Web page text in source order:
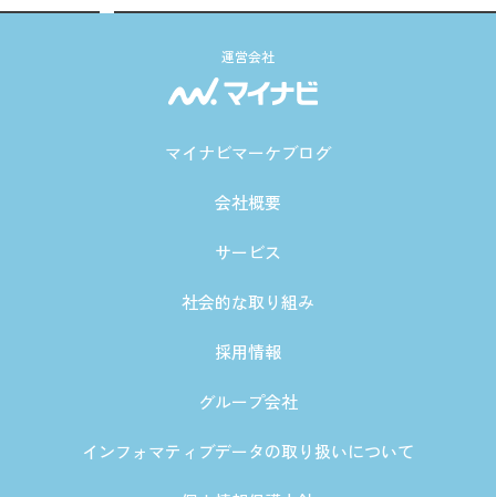
運営会社
マイナビマーケブログ
会社概要
サービス
社会的な取り組み
採用情報
グループ会社
インフォマティブデータの取り扱いについて